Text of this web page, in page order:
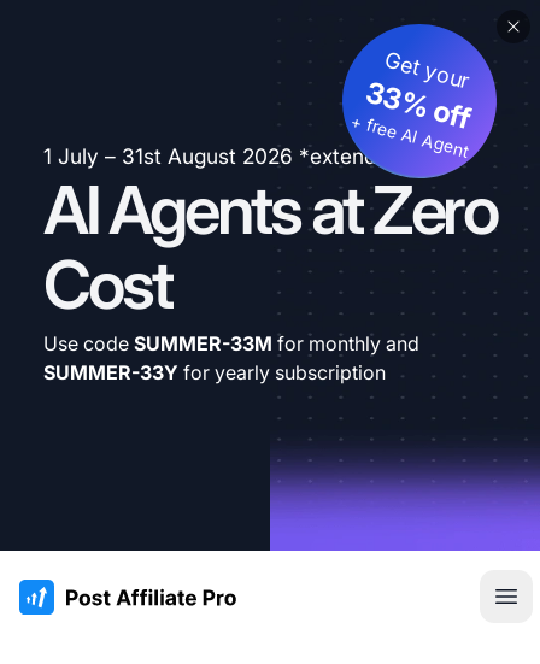
1 July – 31st August 2026 *extended
AI Agents at Zero
Cost
Get your
33% off
+ free AI Agent
Use code SUMMER-33M for monthly and
SUMMER-33Y for yearly subscription
:site.title